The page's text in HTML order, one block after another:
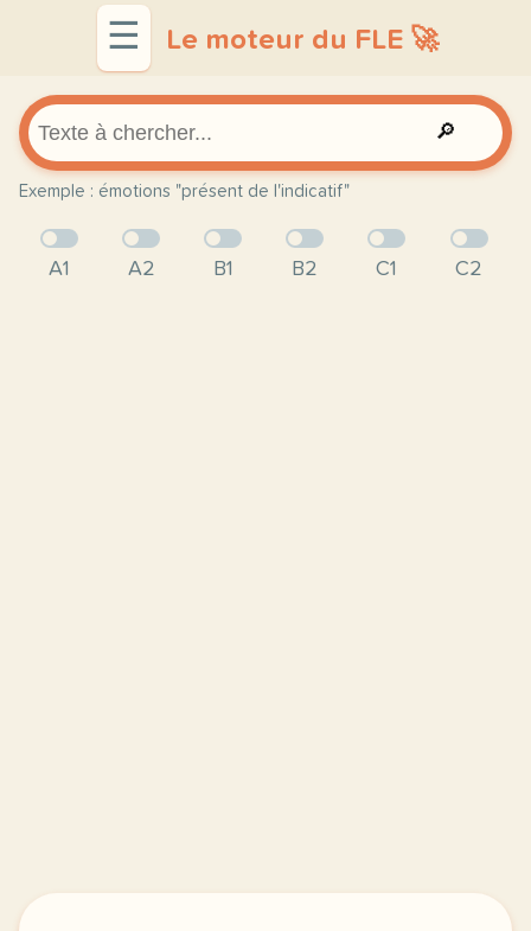
☰ Le moteur du FLE 🚀
🔎
Exemple : émotions "présent de l'indicatif"
A1 A2 B1 B2 C1 C2